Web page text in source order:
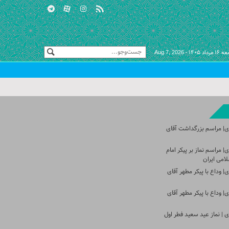
۱۴۰۵ - Aug 7, 2026
مراسم بزرگداشت آقای
مراسم نماز بر پیکر امام
ایران
وداع با پیکر مطهر آقای
وداع با پیکر مطهر آقای
| نماز عید سعید فطر اول